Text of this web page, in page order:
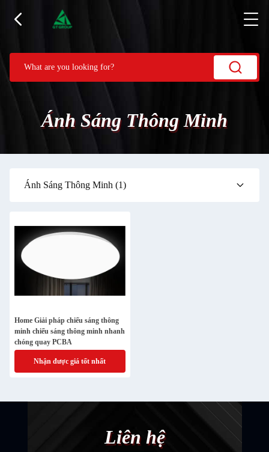
Ánh Sáng Thông Minh
Ánh Sáng Thông Minh (1)
Home Giải pháp chiếu sáng thông
minh chiếu sáng thông minh nhanh
chóng quay PCBA
Nhận được giá tốt nhất
Liên hệ